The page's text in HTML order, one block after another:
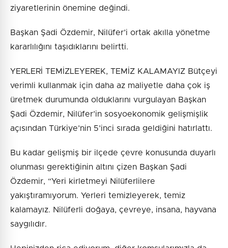
ziyaretlerinin önemine değindi.
Başkan Şadi Özdemir, Nilüfer’i ortak akılla yönetme
kararlılığını taşıdıklarını belirtti.
YERLERİ TEMİZLEYEREK, TEMİZ KALAMAYIZ Bütçeyi
verimli kullanmak için daha az maliyetle daha çok iş
üretmek durumunda olduklarını vurgulayan Başkan
Şadi Özdemir, Nilüfer’in sosyoekonomik gelişmişlik
açısından Türkiye’nin 5’inci sırada geldiğini hatırlattı.
Bu kadar gelişmiş bir ilçede çevre konusunda duyarlı
olunması gerektiğinin altını çizen Başkan Şadi
Özdemir, “Yeri kirletmeyi Nilüferlilere
yakıştıramıyorum. Yerleri temizleyerek, temiz
kalamayız. Nilüferli doğaya, çevreye, insana, hayvana
saygılıdır.